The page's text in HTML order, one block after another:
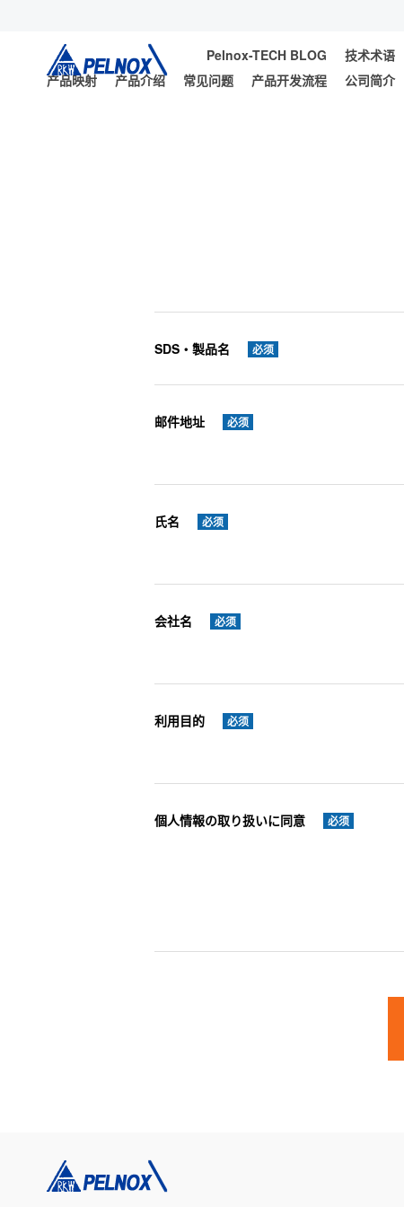
Pelnox-TECH BLOG
技术术语
产品映射
产品介绍 常见问题 产品开发流程 公司简介
SDS・製品名 必须
邮件地址 必须
氏名 必须
会社名 必须
利用目的 必须
個人情報の取り扱いに同意 必须